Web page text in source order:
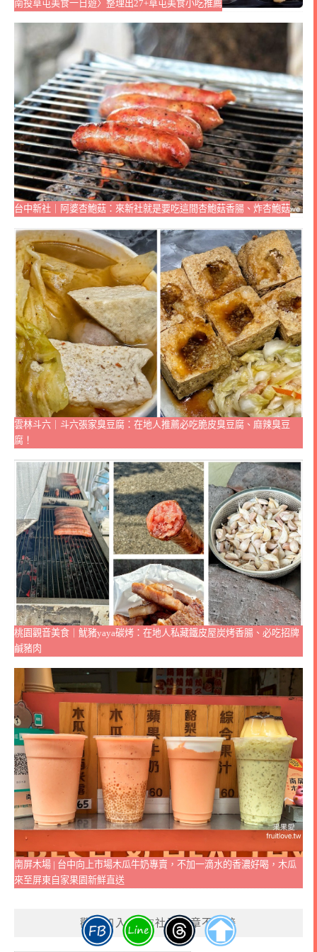
南投草屯美食一日遊〉整理出27+草屯美食小吃推薦
台中新社｜阿婆杏鮑菇：來新社就是要吃這間杏鮑菇香腸、炸杏鮑菇
雲林斗六｜斗六張家臭豆腐：在地人推薦必吃脆皮臭豆腐、麻辣臭豆
腐！
桃園觀音美食｜魷豬yaya碳烤：在地人私藏鐵皮屋炭烤香腸、必吃招牌
鹹豬肉
南屏木場 | 台中向上市場木瓜牛奶專賣，不加一滴水的香濃好喝，木瓜
來至屏東自家果園新鮮直送
歡迎加入LINE社群文章不漏接